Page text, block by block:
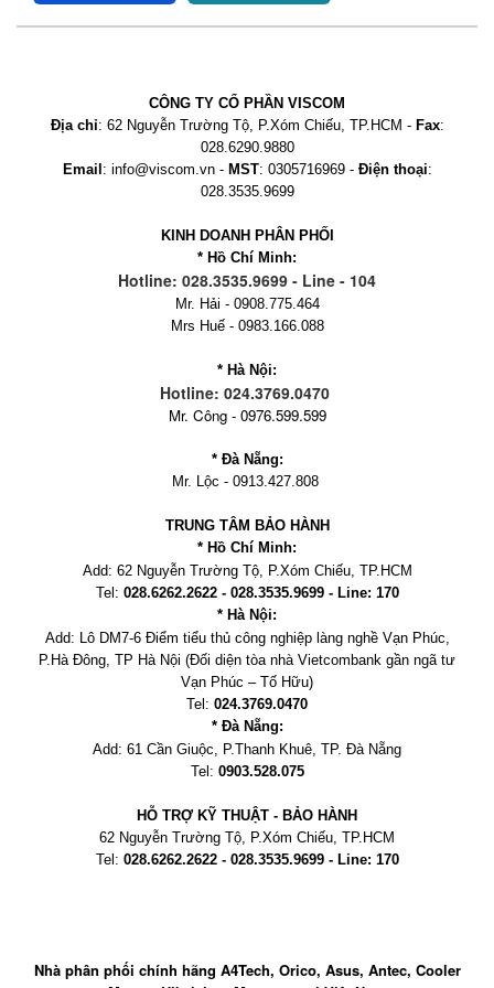
CÔNG TY CỔ PHẦN VISCOM
Địa chỉ: 62 Nguyễn Trường Tộ, P.Xóm Chiếu, TP.HCM - Fax:
028.6290.9880
Email : info@viscom.vn - MST: 0305716969 - Điện thoại:
028.3535.9699
KINH DOANH PHÂN PHỐI
* Hồ Chí Minh:
Hotline: 028.3535.9699 - Line - 104
Mr. Hải - 0908.775.464
Mrs Huế - 0983.166.088
* Hà Nội:
Hotline: 024.3769.0470
Mr. Công - 0976.599.599
* Đà Nẵng:
Mr. Lộc - 0913.427.808
TRUNG TÂM BẢO HÀNH
* Hồ Chí Minh:
Add: 62 Nguyễn Trường Tộ, P.Xóm Chiếu, TP.HCM
Tel: 028.6262.2622 - 028.3535.9699 - Line: 170
* Hà Nội:
Add: Lô DM7-6 Điểm tiểu thủ công nghiệp làng nghề Vạn Phúc,
P.Hà Đông, TP Hà Nội (Đối diện tòa nhà Vietcombank gần ngã tư
Vạn Phúc – Tố Hữu)
Tel: 024.3769.0470
* Đà Nẵng:
Add: 61 Cần Giuộc, P.Thanh Khuê, TP. Đà Nẵng
Tel: 0903.528.075
HỖ TRỢ KỸ THUẬT - BẢO HÀNH
62 Nguyễn Trường Tộ, P.Xóm Chiếu, TP.HCM
Tel: 028.6262.2622 - 028.3535.9699 - Line: 170
Nhà phân phối chính hãng A4Tech, Orico, Asus, Antec, Cooler